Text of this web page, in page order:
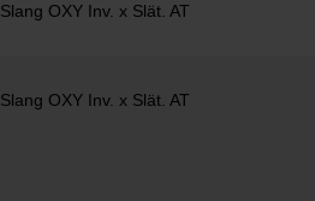
Slang OXY Inv. x Slät. AT
Slang OXY Inv. x Slät. AT